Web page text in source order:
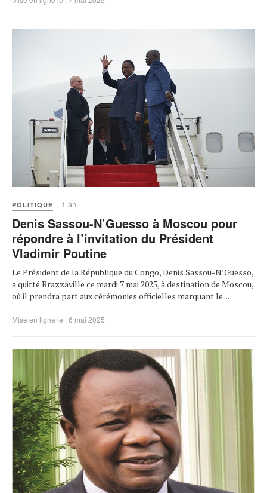
POLITIQUE 1 an
Denis Sassou-N’Guesso à Moscou pour
répondre à l’invitation du Président
Vladimir Poutine
Le Président de la République du Congo, Denis Sassou-N’Guesso,
a quitté Brazzaville ce mardi 7 mai 2025, à destination de Moscou,
où il prendra part aux cérémonies officielles marquant le ...
Mise en ligne le : 6 mai 2025